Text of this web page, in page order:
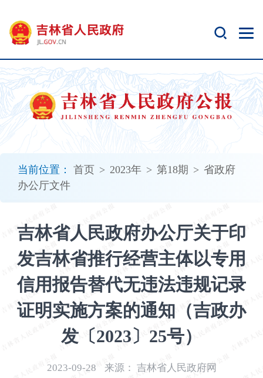
当前位置： 首页 > 2023年 > 第18期 > 省政府
办公厅文件
吉林省人民政府办公厅关于印
发吉林省推行经营主体以专用
信用报告替代无违法违规记录
证明实施方案的通知（吉政办
发〔2023〕25号）
2023-09-28 来源： 吉林省人民政府网
开
无
障
碍
说
明
加